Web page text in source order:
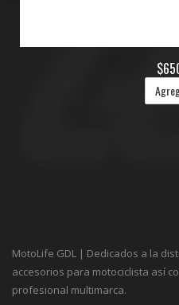
MotoLife GDL | Dedicados a la
accesorios para motociclista así
profesional multimarca.